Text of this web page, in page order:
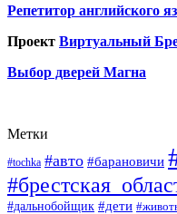
Репетитор английского
Проект Виртуальный
Выбор дверей Магна
Метки
#tochka #авто #барановичи
#дальнобойщик #дети